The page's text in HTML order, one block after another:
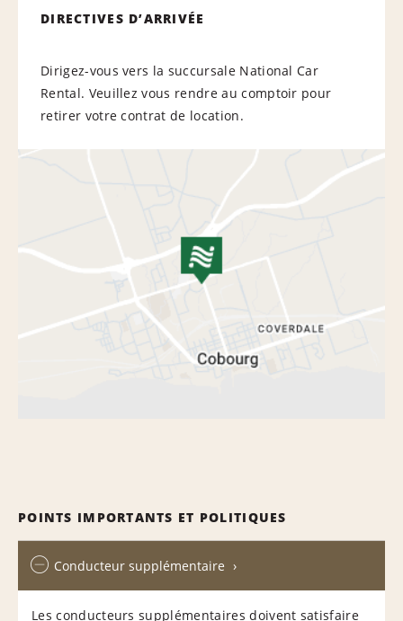
DIRECTIVES D’ARRIVÉE
Dirigez-vous vers la succursale National Car
Rental. Veuillez vous rendre au comptoir pour
retirer votre contrat de location.
POINTS IMPORTANTS ET POLITIQUES
Conducteur supplémentaire
Les conducteurs supplémentaires doivent satisfaire